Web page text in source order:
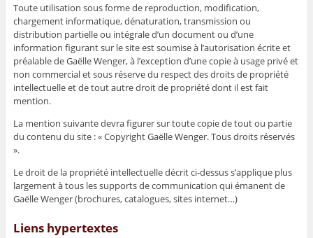
Toute utilisation sous forme de reproduction, modification,
chargement informatique, dénaturation, transmission ou
distribution partielle ou intégrale d’un document ou d’une
information figurant sur le site est soumise à l’autorisation écrite et
préalable de Gaëlle Wenger, à l’exception d’une copie à usage privé et
non commercial et sous réserve du respect des droits de propriété
intellectuelle et de tout autre droit de propriété dont il est fait
mention.
La mention suivante devra figurer sur toute copie de tout ou partie
du contenu du site : « Copyright Gaëlle Wenger. Tous droits réservés
».
Le droit de la propriété intellectuelle décrit ci-dessus s’applique plus
largement à tous les supports de communication qui émanent de
Gaëlle Wenger (brochures, catalogues, sites internet…)
Liens hypertextes